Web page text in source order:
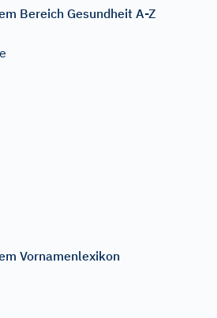
Bereich Gesundheit A-Z
Vornamenlexikon